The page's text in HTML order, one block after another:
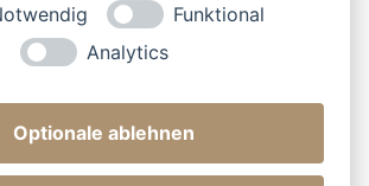
Nachricht und die Angaben aus dem
Anfrage inklusive Anschlussfragen
Das betrifft auch die angegebenen
Ihre Einwilligung geben wir die Daten
weiter.
Funktional
Analytics
Optionale ablehnen